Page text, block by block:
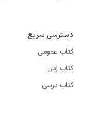
دسترسی سریع
کتاب عمومی
کتاب زبان
کتاب درسی